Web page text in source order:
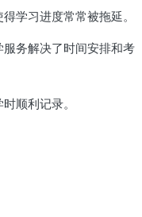
学习进度常常被拖延。
务解决了时间安排和考
顺利记录。